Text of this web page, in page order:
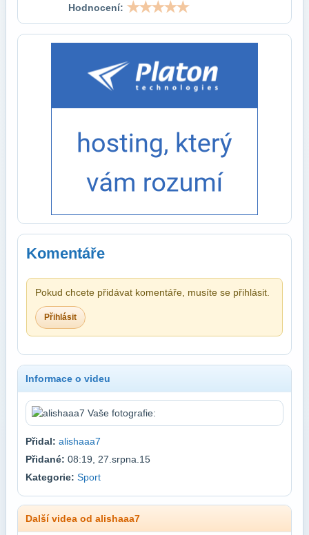
Hodnocení:
Komentáře
Pokud chcete přidávat komentáře, musíte se přihlásit.
Přihlásit
Informace o videu
Přidal: alishaaa7
Přidané: 08:19, 27.srpna.15
Kategorie: Sport
Další videa od alishaaa7